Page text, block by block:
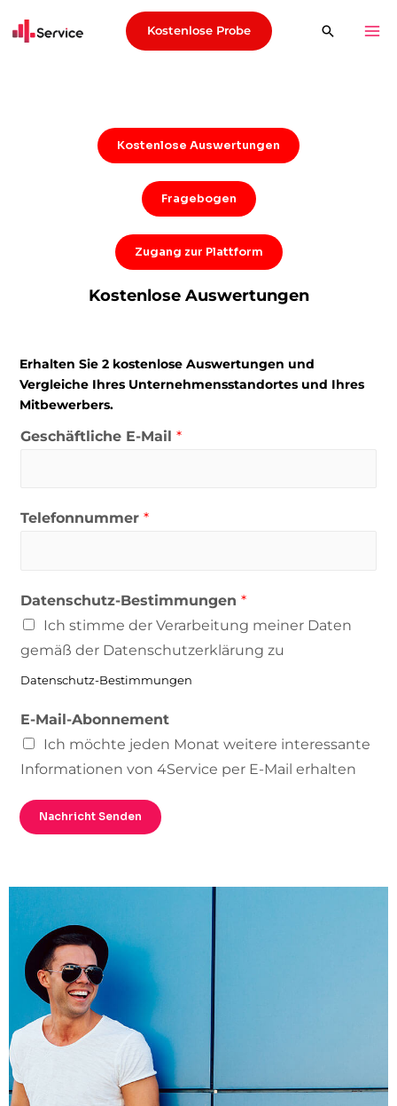
Kostenlose Probe
Kostenlose Auswertungen
Fragebogen
Zugang zur Plattform
Kostenlose Auswertungen
Erhalten Sie 2 kostenlose Auswertungen und
Vergleiche Ihres Unternehmensstandortes und Ihres
Mitbewerbers.
Geschäftliche E-Mail*
Telefonnummer*
Datenschutz-Bestimmungen*
Ich stimme der Verarbeitung meiner Daten
gemäß der Datenschutzerklärung zu
Datenschutz-Bestimmungen
E-Mail-Abonnement
Ich möchte jeden Monat weitere interessante
Informationen von 4Service per E-Mail erhalten
Nachricht Senden